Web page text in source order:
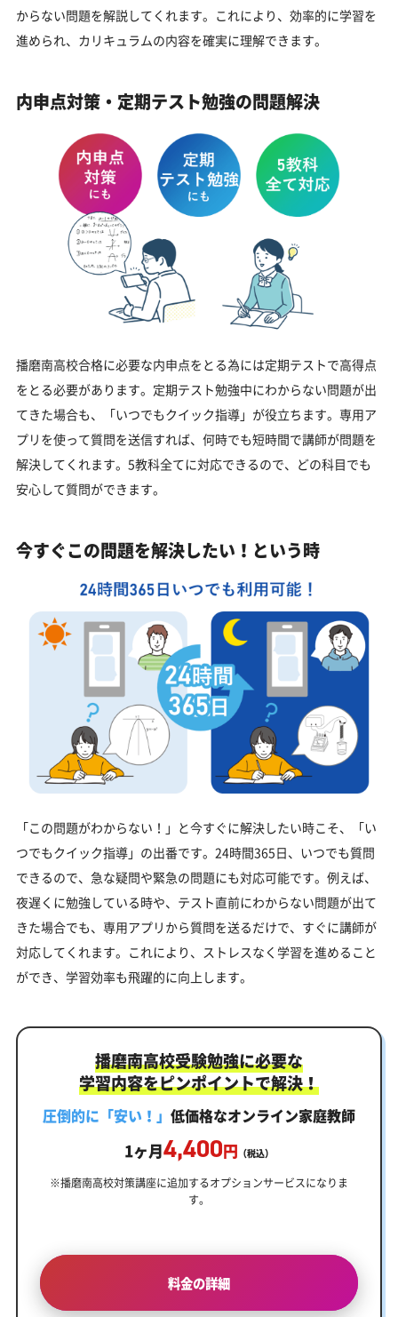
からない問題を解説してくれます。これにより、効率的に学習を
進められ、カリキュラムの内容を確実に理解できます。
内申点対策・定期テスト勉強の問題解決
播磨南高校合格に必要な内申点をとる為には定期テストで高得点
をとる必要があります。定期テスト勉強中にわからない問題が出
てきた場合も、「いつでもクイック指導」が役立ちます。専用ア
プリを使って質問を送信すれば、何時でも短時間で講師が問題を
解決してくれます。5教科全てに対応できるので、どの科目でも
安心して質問ができます。
今すぐこの問題を解決したい！という時
「この問題がわからない！」と今すぐに解決したい時こそ、「い
つでもクイック指導」の出番です。24時間365日、いつでも質問
できるので、急な疑問や緊急の問題にも対応可能です。例えば、
夜遅くに勉強している時や、テスト直前にわからない問題が出て
きた場合でも、専用アプリから質問を送るだけで、すぐに講師が
対応してくれます。これにより、ストレスなく学習を進めること
ができ、学習効率も飛躍的に向上します。
播磨南高校受験勉強に必要な
学習内容をピンポイントで解決！
圧倒的に「安い！」 低価格なオンライン家庭教師
1ヶ月4,400円 （税込）
※播磨南高校対策講座に追加するオプションサービスになりま
す。
料金の詳細